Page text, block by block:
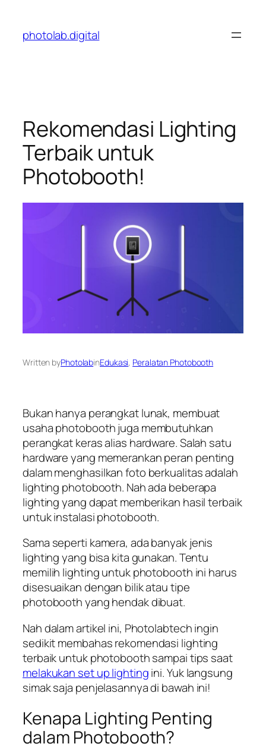
content
photolab.digital
Rekomendasi Lighting
Terbaik untuk
Photobooth!
Written byPhotolabinEdukasi, Peralatan Photobooth
Bukan hanya perangkat lunak, membuat
usaha photobooth juga membutuhkan
perangkat keras alias hardware. Salah satu
hardware yang memerankan peran penting
dalam menghasilkan foto berkualitas adalah
lighting photobooth. Nah ada beberapa
lighting yang dapat memberikan hasil terbaik
untuk instalasi photobooth.
Sama seperti kamera, ada banyak jenis
lighting yang bisa kita gunakan. Tentu
memilih lighting untuk photobooth ini harus
disesuaikan dengan bilik atau tipe
photobooth yang hendak dibuat.
Nah dalam artikel ini, Photolabtech ingin
sedikit membahas rekomendasi lighting
terbaik untuk photobooth sampai tips saat
melakukan set up lightingini. Yuk langsung
simak saja penjelasannya di bawah ini!
Kenapa Lighting Penting
dalam Photobooth?